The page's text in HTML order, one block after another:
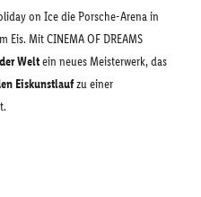
on Ice die Porsche-Arena in
Mit CINEMA OF DREAMS
Weltein neues Meisterwerk, das
Eiskunstlaufzu einer